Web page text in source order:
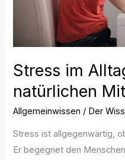
Stress im
natürlichen
Allgemeinwissen / Der
Stress ist allgegenwärtig,
Er begegnet den
helfen